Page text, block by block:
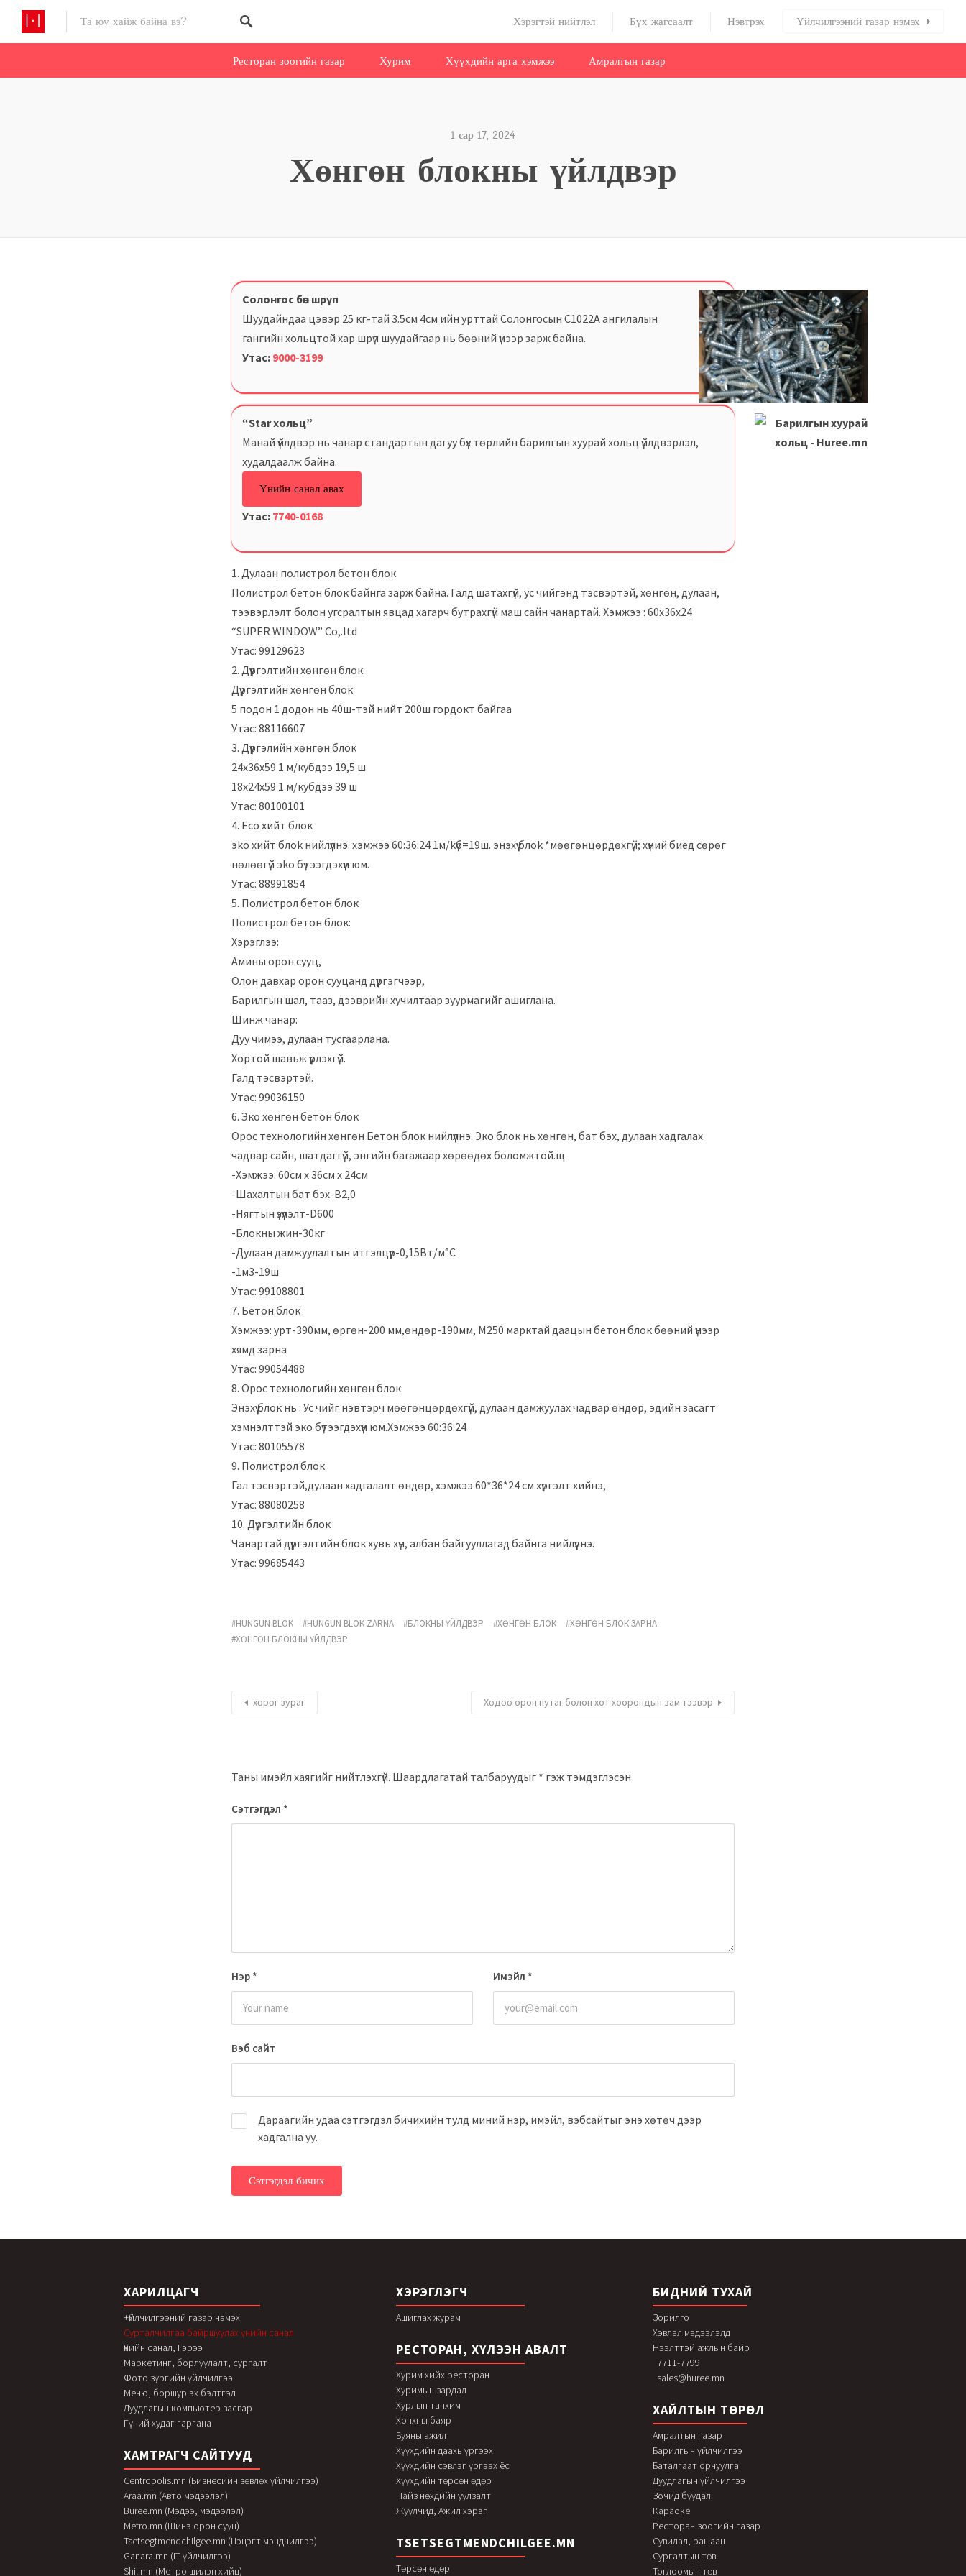
Хэрэгтэй нийтлэл Бүх жагсаалт Нэвтрэх Үйлчилгээний газар нэмэх
Ресторан зоогийн газар Хурим Хүүхдийн арга хэмжээ Амралтын газар
1 сар 17, 2024
Хөнгөн блокны үйлдвэр
Солонгос бөөн шрүп
Шуудайндаа цэвэр 25 кг-тай 3.5см 4см ийн урттай Солонгосын С1022А ангилалын
гангийн хольцтой хар шрүп шуудайгаар нь бөөний үнээр зарж байна.
Утас: 9000-3199
“Star хольц”
Манай үйлдвэр нь чанар стандартын дагуу бүх төрлийн барилгын хуурай хольц үйлдвэрлэл,
худалдаалж байна.
Үнийн санал авах
Утас: 7740-0168
1. Дулаан полистрол бетон блок
Полистрол бетон блок байнга зарж байна. Галд шатахгүй, ус чийгэнд тэсвэртэй, хөнгөн, дулаан,
тээвэрлэлт болон угсралтын явцад хагарч бутрахгүй маш сайн чанартай. Хэмжээ : 60х36х24
“SUPER WINDOW” Co,.ltd
Утас: 99129623
2. Дүүргэлтийн хөнгөн блок
Дүүргэлтийн хөнгөн блок
5 подон 1 додон нь 40ш-тэй нийт 200ш гордокт байгаа
Утас: 88116607
3. Дүүргэлийн хөнгөн блок
24х36х59 1 м/кубдээ 19,5 ш
18х24х59 1 м/кубдээ 39 ш
Утас: 80100101
4. Eco хийт блок
эkо хийт блоk нийлүүлнэ. хэмжээ 60:36:24 1м/kүб=19ш. энэхүү блоk *мөөгөнцөрдөхгүй; хүний биед сөрөг
нөлөөгүй эko бүтээгдэхүүн юм.
Утас: 88991854
5. Полистрол бетон блок
Полистрол бетон блок:
Хэрэглээ:
Амины орон сууц,
Олон давхар орон сууцанд дүүргэгчээр,
Барилгын шал, тааз, дээврийн хучилтаар зуурмагийг ашиглана.
Шинж чанар:
Дуу чимээ, дулаан тусгаарлана.
Хортой шавьж үүрлэхгүй.
Галд тэсвэртэй.
Утас: 99036150
6. Эко хөнгөн бетон блок
Орос технологийн хөнгөн Бетон блок нийлүүлнэ. Эко блок нь хөнгөн, бат бэх, дулаан хадгалах
чадвар сайн, шатдаггүй, энгийн багажаар хөрөөдөх боломжтой.щ
-Хэмжээ: 60см х 36см х 24см
-Шахалтын бат бэх-В2,0
-Нягтын үзүүлэлт-D600
-Блокны жин-30кг
-Дулаан дамжуулалтын итгэлцүүр-0,15Вт/м°С
-1м3-19ш
Утас: 99108801
7. Бетон блок
Хэмжээ: урт-390мм, өргөн-200 мм,өндөр-190мм, М250 марктай даацын бетон блок бөөний үнээр
хямд зарна
Утас: 99054488
8. Орос тeхнологийн хөнгөн блок
Энэхүү блок нь : Ус чийг нэвтэрч мөөгөнцөрдөхгүй, дулаан дамжуулах чадвар өндөр, эдийн засагт
хэмнэлттэй эко бүтээгдэхүүн юм.Хэмжээ 60:36:24
Утас: 80105578
9. Полистрол блок
Гал тэсвэртэй,дулаан хадгалалт өндөр, хэмжээ 60*36*24 см хүргэлт хийнэ,
Утас: 88080258
10. Дүүргэлтийн блок
Чанартай дүүргэлтийн блок хувь хүн, албан байгууллагад байнга нийлүүлнэ.
Утас: 99685443
HUNGUN BLOK HUNGUN BLOK ZARNA БЛОКНЫ ҮЙЛДВЭР ХӨНГӨН БЛОК
ХӨНГӨН БЛОК ЗАРНА
ХӨНГӨН БЛОКНЫ ҮЙЛДВЭР
хөрөг зураг Хөдөө орон нутаг болон хот хоорондын зам тээвэр
Таны имэйл хаягийг нийтлэхгүй. Шаардлагатай талбаруудыг * гэж тэмдэглэсэн
Сэтгэгдэл *
Нэр * Имэйл *
Вэб сайт
Дараагийн удаа сэтгэгдэл бичихийн тулд миний нэр, имэйл, вэбсайтыг энэ хөтөч дээр
хадгална уу.
ХАРИЛЦАГЧ
+Үйлчилгээний газар нэмэх
Сурталчилгаа байршуулах үнийн санал
Үнийн санал, Гэрээ
Маркетинг, борлуулалт, сургалт
Фото зургийн үйлчилгээ
Меню, боршур эх бэлтгэл
Дуудлагын компьютер засвар
Гүний худаг гаргана
ХАМТРАГЧ САЙТУУД
Centropolis.mn (Бизнесийн зөвлөх үйлчилгээ)
Araa.mn (Авто мэдээлэл)
Buree.mn (Мэдээ, мэдээлэл)
Metro.mn (Шинэ орон сууц)
Tsetsegtmendchilgee.mn (Цэцэгт мэндчилгээ)
Ganara.mn (IT үйлчилгээ)
Shil.mn (Метро шилэн хийц)
ХЭРЭГЛЭГЧ
Ашиглах журам
РЕСТОРАН, ХҮЛЭЭН АВАЛТ
Хурим хийх ресторан
Хуримын зардал
Хурлын танхим
Хонхны баяр
Буяны ажил
Хүүхдийн даахь үргээх
Хүүхдийн сэвлэг үргээх ёс
Хүүхдийн төрсөн өдөр
Найз нөхдийн уулзалт
Жуулчид, Ажил хэрэг
TSETSEGTMENDCHILGEE.MN
Төрсөн өдөр
БИДНИЙ ТУХАЙ
Зорилго
Хэвлэл мэдээлэлд
Нээлттэй ажлын байр
7711-7799
sales@huree.mn
ХАЙЛТЫН ТӨРӨЛ
Амралтын газар
Барилгын үйлчилгээ
Баталгаат орчуулга
Дуудлагын үйлчилгээ
Зочид буудал
Караоке
Ресторан зоогийн газар
Сувилал, рашаан
Сургалтын төв
Тоглоомын төв